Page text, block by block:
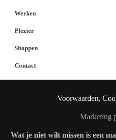
Werken
Plezier
Shoppen
Contact
Voorwaarden,
Marketing
Wat je niet wilt missen is een